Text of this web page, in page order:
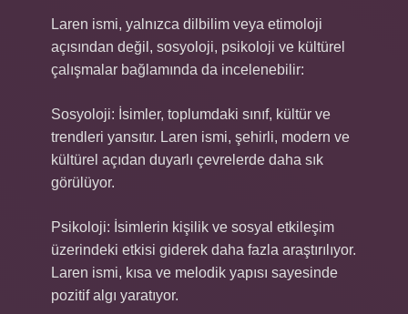
Laren ismi, yalnızca dilbilim veya etimoloji
açısından değil, sosyoloji, psikoloji ve kültürel
çalışmalar bağlamında da incelenebilir:
Sosyoloji: İsimler, toplumdaki sınıf, kültür ve
trendleri yansıtır. Laren ismi, şehirli, modern ve
kültürel açıdan duyarlı çevrelerde daha sık
görülüyor.
Psikoloji: İsimlerin kişilik ve sosyal etkileşim
üzerindeki etkisi giderek daha fazla araştırılıyor.
Laren ismi, kısa ve melodik yapısı sayesinde
pozitif algı yaratıyor.